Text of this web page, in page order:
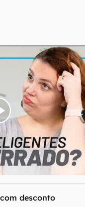
desconto